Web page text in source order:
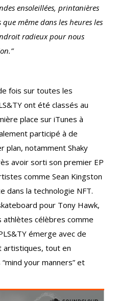
ensoleillées, printanières
même dans les heures les
radieux pour nous
fois sur toutes les
ont été classés au
place sur iTunes à
participé à de
plan, notamment Shaky
avoir sorti son premier EP
comme Sean Kingston
dans la technologie NFT.
pour Tony Hawk,
athlètes célèbres comme
émerge avec de
artistiques, tout en
your manners” et